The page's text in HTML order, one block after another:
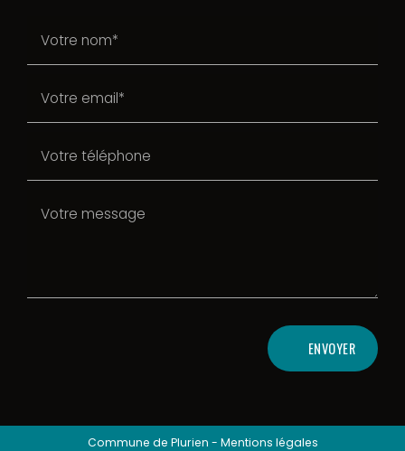
ENVOYER
Commune de Plurien - Mentions légales